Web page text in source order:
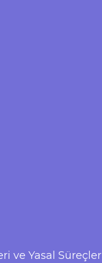
ve Yasal Süreçler